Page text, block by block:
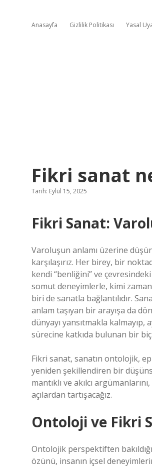
Anasayfa Gizlilik Politikası Yasal
Fikri sanat
Tarih: Eylül 15, 2025
Fikri Sanat:
Varoluşun anlamı üzerine
karşılaşırız. Her birey, bir
kendi “benliğini” ve
somut deneyimlerle, kimi
biri de sanatla bağlantılıdır.
anlam taşıyan bir arayışa da
dünyayı yansıtmakla
sürecine katkıda bulunan bir
Fikri sanat, sanatın ontolojik,
yeniden şekillendiren bir
mantıklı ve akılcı
açılardan tartışacağız.
Ontoloji ve Fikri
Ontolojik perspektiften
özünü, insanın içsel